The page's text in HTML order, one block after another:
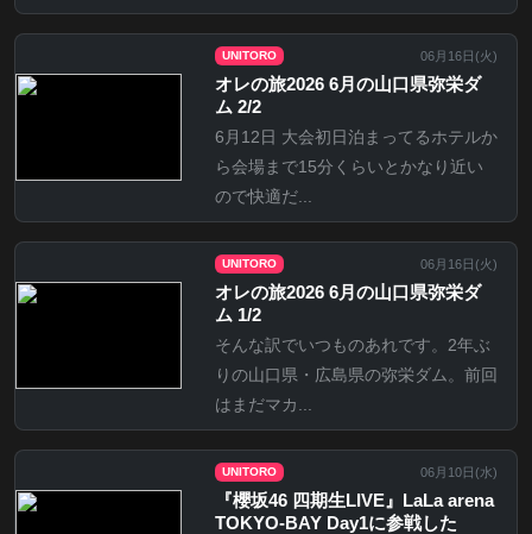
UNITORO 06月16日(火)
オレの旅2026 6月の山口県弥栄ダ
ム 2/2
6月12日 大会初日泊まってるホテルか
ら会場まで15分くらいとかなり近い
ので快適だ...
UNITORO 06月16日(火)
オレの旅2026 6月の山口県弥栄ダ
ム 1/2
そんな訳でいつものあれです。2年ぶ
りの山口県・広島県の弥栄ダム。前回
はまだマカ...
UNITORO 06月10日(水)
『櫻坂46 四期生LIVE』LaLa arena
TOKYO-BAY Day1に参戦した